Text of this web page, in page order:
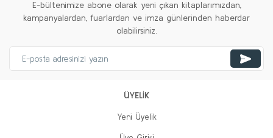
E-bültenimize abone olarak yeni çıkan kitaplarımızdan,
kampanyalardan, fuarlardan ve imza günlerinden haberdar
olabilirsiniz.
ÜYELİK
Yeni Üyelik